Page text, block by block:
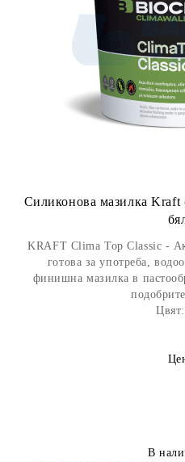
Силиконова мазилка Kraft
KRAFT Clima Top Classic -
готова за употреба,
финишна мазилка в
В